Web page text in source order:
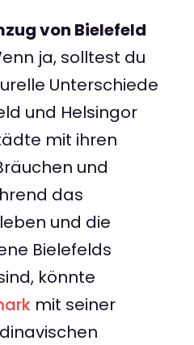
von Bielefeld
ja, solltest du
Unterschiede
und Helsingor
mit ihren
und
das
und die
Bielefelds
könnte
mit seiner